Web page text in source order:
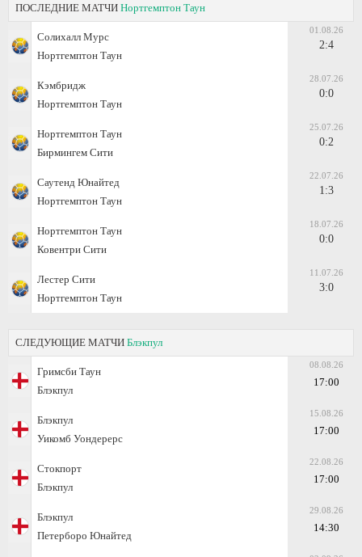
ПОСЛЕДНИЕ МАТЧИ Нортгемптон Таун
Солихалл Мурс
Нортгемптон Таун
01.08.26
2:4
Кэмбридж
Нортгемптон Таун
28.07.26
0:0
Нортгемптон Таун
Бирмингем Сити
25.07.26
0:2
Саутенд Юнайтед
Нортгемптон Таун
22.07.26
1:3
Нортгемптон Таун
Ковентри Сити
18.07.26
0:0
Лестер Сити
Нортгемптон Таун
11.07.26
3:0
СЛЕДУЮЩИЕ МАТЧИ Блэкпул
Гримсби Таун
Блэкпул
08.08.26
17:00
Блэкпул
Уикомб Уондерерс
15.08.26
17:00
Стокпорт
Блэкпул
22.08.26
17:00
Блэкпул
Петерборо Юнайтед
29.08.26
14:30